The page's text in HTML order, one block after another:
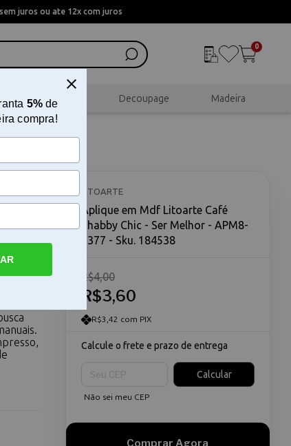
juros ou ate 12x com juros
0
Scrapbook Decoupage Madeira
LITOARTE
Aplique em Mdf Litoarte Café
Shabby Chic - Ser Melhor - APM8-
1377 - Sku. 184538
R$3,60
R$4,00
R$3,42 com PIX
Calcule o frete e prazo de entrega
Calcular
Não sei meu CEP
5%de
compra!